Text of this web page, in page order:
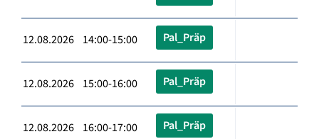
12.08.2026 14:00-15:00 Pal_Präp
12.08.2026 15:00-16:00 Pal_Präp
12.08.2026 16:00-17:00 Pal_Präp